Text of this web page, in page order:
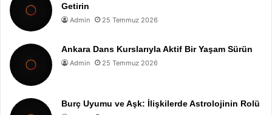
Getirin
Admin 25 Temmuz 2026
Ankara Dans Kurslarıyla Aktif Bir Yaşam Sürün
Admin 25 Temmuz 2026
Burç Uyumu ve Aşk: İlişkilerde Astrolojinin Rolü